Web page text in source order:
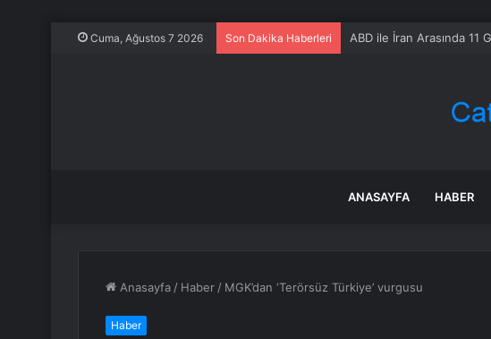
Cuma, Ağustos 7 2026 Son Dakika Haberleri ABD ile İran Arasında 11
ANASAYFA HABER
Anasayfa / Haber / MGK’dan ‘Terörsüz Türkiye’ vurgusu
Haber